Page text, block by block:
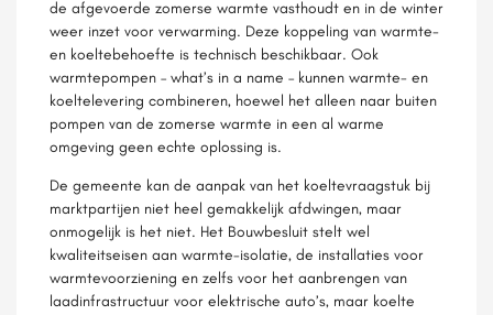
de afgevoerde zomerse warmte vasthoudt en in de winter
weer inzet voor verwarming. Deze koppeling van warmte-
en koeltebehoefte is technisch beschikbaar. Ook
warmtepompen – what’s in a name – kunnen warmte- en
koeltelevering combineren, hoewel het alleen naar buiten
pompen van de zomerse warmte in een al warme
omgeving geen echte oplossing is.
De gemeente kan de aanpak van het koeltevraagstuk bij
marktpartijen niet heel gemakkelijk afdwingen, maar
onmogelijk is het niet. Het Bouwbesluit stelt wel
kwaliteitseisen aan warmte-isolatie, de installaties voor
warmtevoorziening en zelfs voor het aanbrengen van
laadinfrastructuur voor elektrische auto’s, maar koelte